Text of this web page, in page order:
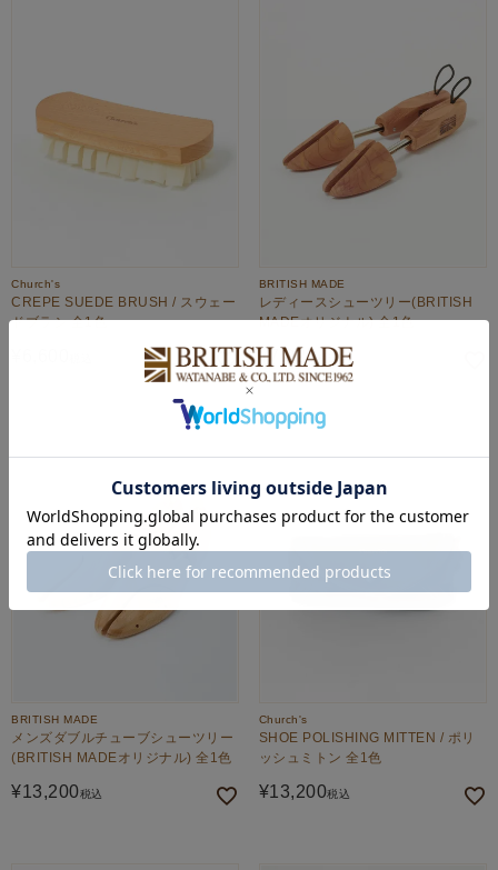
Church's
CREPE SUEDE BRUSH / スウェー
ドブラシ 全1色
BRITISH MADE
レディースシューツリー(BRITISH
MADEオリジナル) 全1色
¥ 7,920税込
BRITISH MADE
メンズダブルチューブシューツリー
(BRITISH MADEオリジナル) 全1色
¥13,200税込
Church's
SHOE POLISHING MITTEN / ポリ
ッシュミトン 全1色
¥13,200税込